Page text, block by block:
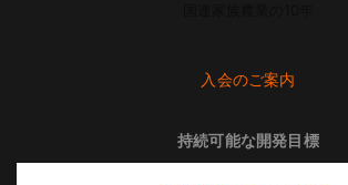
入会のご案内
持続可能な開発目標